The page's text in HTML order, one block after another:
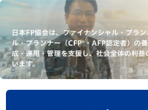
日本FP協会について
パーソナルファイナンス教育について
アクセス
お問い合わせ